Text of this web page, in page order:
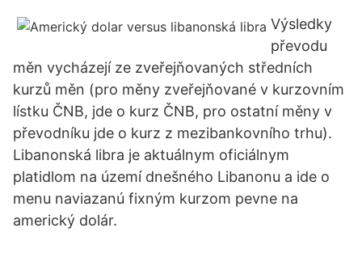
Výsledky
převodu
měn vycházejí ze zveřejňovaných středních
kurzů měn (pro měny zveřejňované v kurzovním
lístku ČNB, jde o kurz ČNB, pro ostatní měny v
převodníku jde o kurz z mezibankovního trhu).
Libanonská libra je aktuálnym oficiálnym
platidlom na území dnešného Libanonu a ide o
menu naviazanú fixným kurzom pevne na
americký dolár.